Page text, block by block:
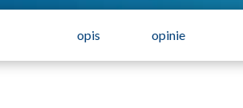
opis opinie